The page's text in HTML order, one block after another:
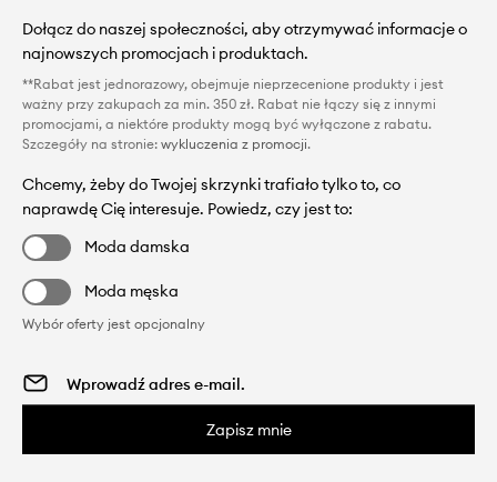
Dołącz do naszej społeczności, aby otrzymywać informacje o
najnowszych promocjach i produktach.
**Rabat jest jednorazowy, obejmuje nieprzecenione produkty i jest
ważny przy zakupach za min. 350 zł. Rabat nie łączy się z innymi
promocjami, a niektóre produkty mogą być wyłączone z rabatu.
Szczegóły na stronie: wykluczenia z promocji.
Chcemy, żeby do Twojej skrzynki trafiało tylko to, co
naprawdę Cię interesuje. Powiedz, czy jest to:
Moda damska
Moda męska
Wybór oferty jest opcjonalny
Zapisz mnie